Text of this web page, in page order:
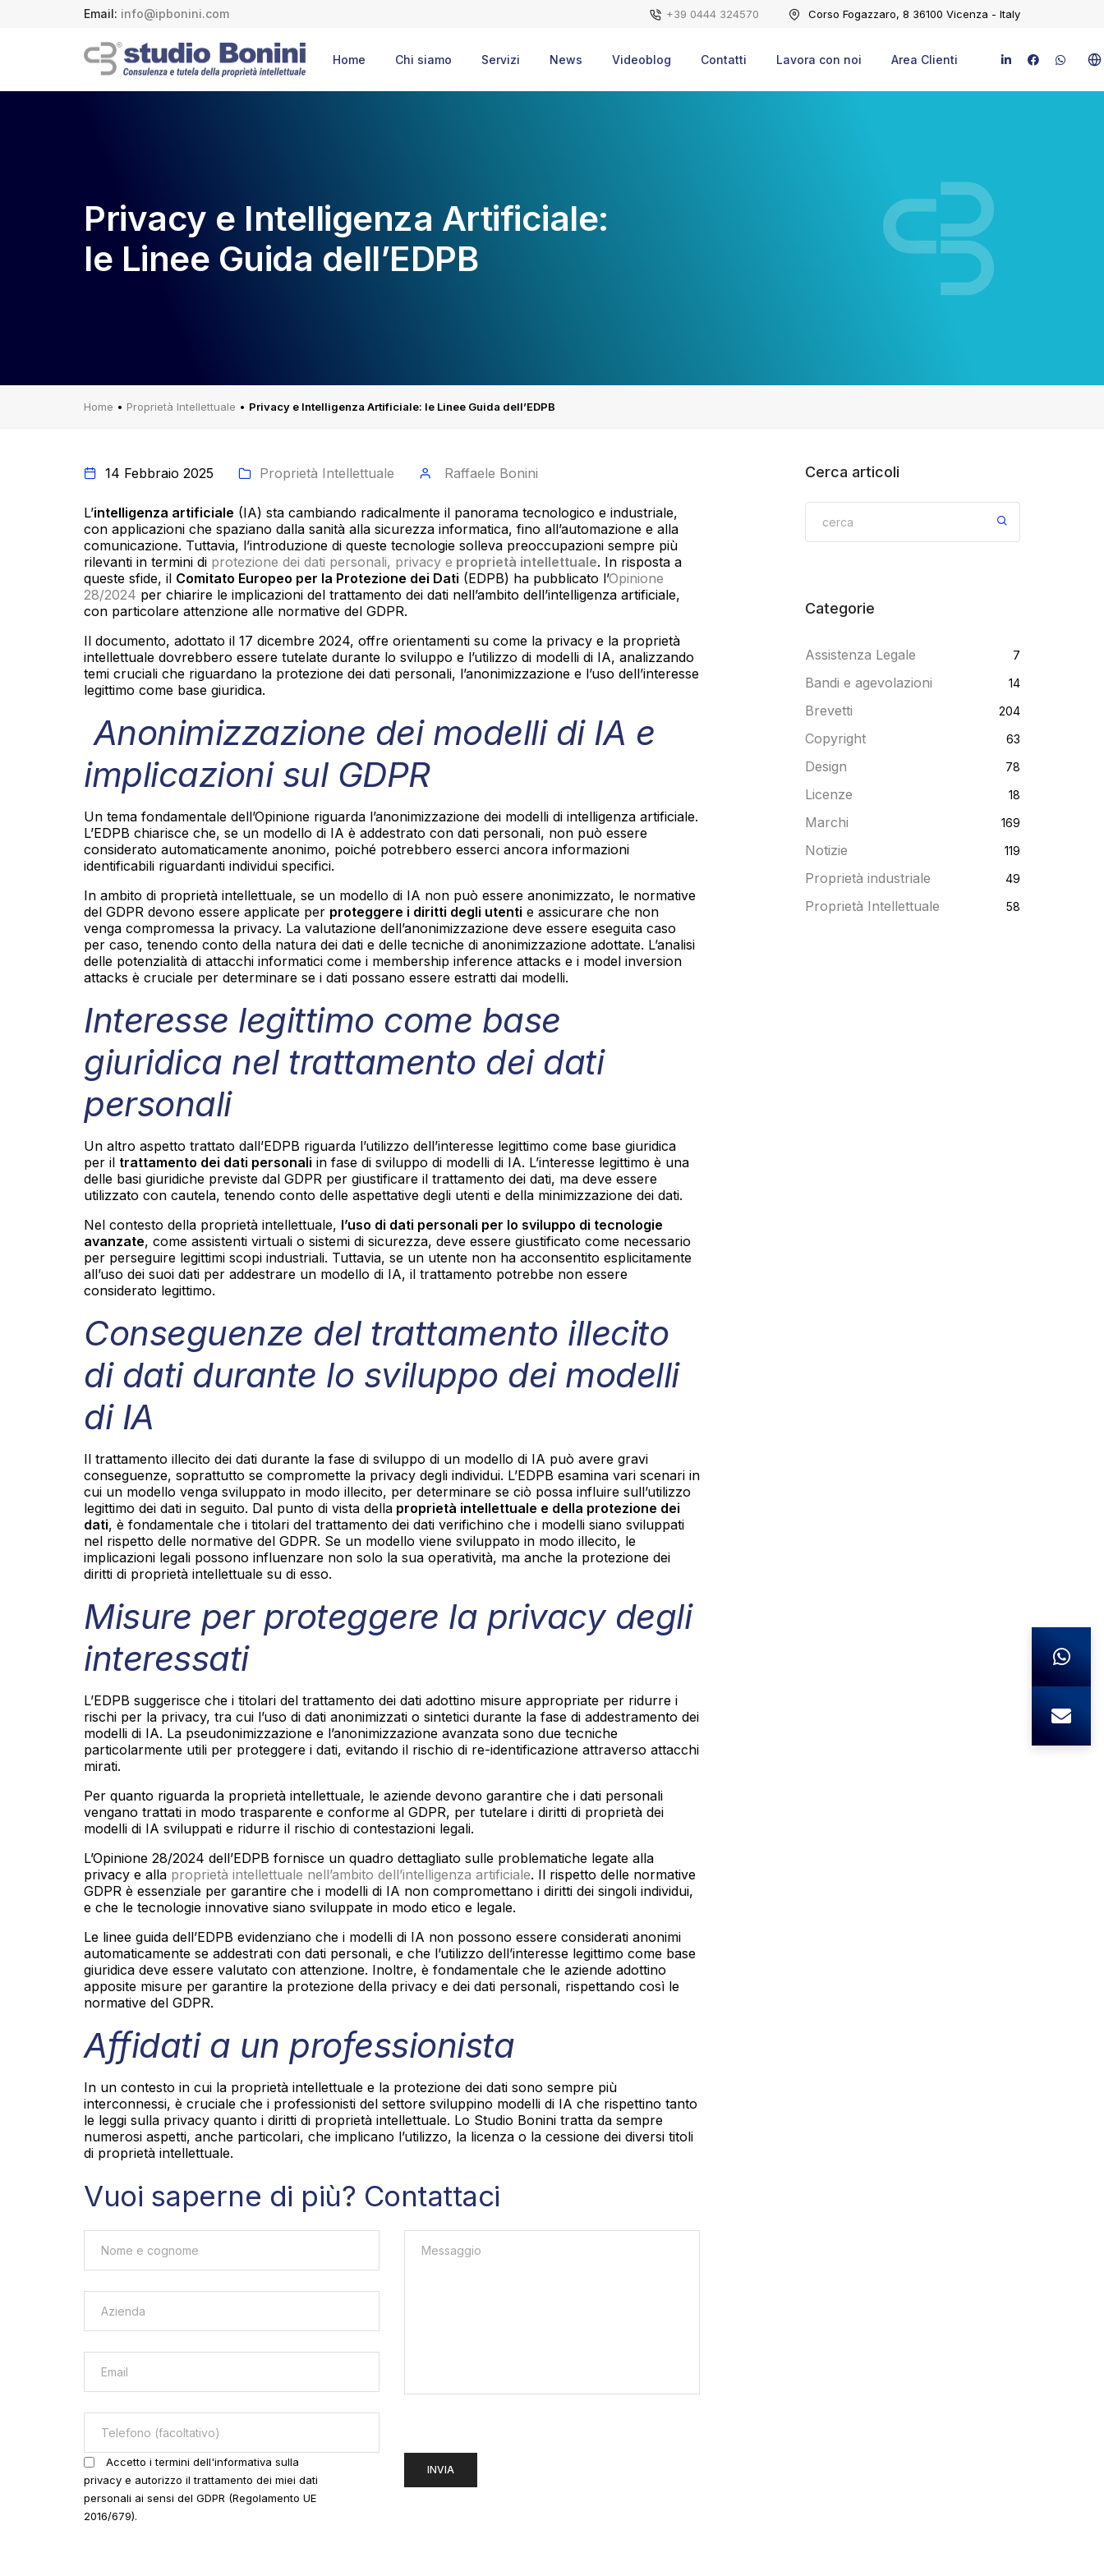
Email: info@ipbonini.com +39 0444 324570 Corso Fogazzaro, 8 36100 Vicenza - Italy
Home Chi siamo Servizi News Videoblog Contatti Lavora con noi Area Clienti
Privacy e Intelligenza Artificiale:
le Linee Guida dell’EDPB
Home • Proprietà Intellettuale • Privacy e Intelligenza Artificiale: le Linee Guida dell’EDPB
14 Febbraio 2025 Proprietà Intellettuale Raffaele Bonini
L’intelligenza artificiale (IA) sta cambiando radicalmente il panorama tecnologico e industriale,
con applicazioni che spaziano dalla sanità alla sicurezza informatica, fino all’automazione e alla
comunicazione. Tuttavia, l’introduzione di queste tecnologie solleva preoccupazioni sempre più
rilevanti in termini di protezione dei dati personali, privacy e proprietà intellettuale. In risposta a
queste sfide, il Comitato Europeo per la Protezione dei Dati (EDPB) ha pubblicato l’Opinione
28/2024 per chiarire le implicazioni del trattamento dei dati nell’ambito dell’intelligenza artificiale,
con particolare attenzione alle normative del GDPR.
Il documento, adottato il 17 dicembre 2024, offre orientamenti su come la privacy e la proprietà
intellettuale dovrebbero essere tutelate durante lo sviluppo e l’utilizzo di modelli di IA, analizzando
temi cruciali che riguardano la protezione dei dati personali, l’anonimizzazione e l’uso dell’interesse
legittimo come base giuridica.
Anonimizzazione dei modelli di IA e
implicazioni sul GDPR
Un tema fondamentale dell’Opinione riguarda l’anonimizzazione dei modelli di intelligenza artificiale.
L’EDPB chiarisce che, se un modello di IA è addestrato con dati personali, non può essere
considerato automaticamente anonimo, poiché potrebbero esserci ancora informazioni
identificabili riguardanti individui specifici.
In ambito di proprietà intellettuale, se un modello di IA non può essere anonimizzato, le normative
del GDPR devono essere applicate per proteggere i diritti degli utenti e assicurare che non
venga compromessa la privacy. La valutazione dell’anonimizzazione deve essere eseguita caso
per caso, tenendo conto della natura dei dati e delle tecniche di anonimizzazione adottate. L’analisi
delle potenzialità di attacchi informatici come i membership inference attacks e i model inversion
attacks è cruciale per determinare se i dati possano essere estratti dai modelli.
Interesse legittimo come base
giuridica nel trattamento dei dati
personali
Un altro aspetto trattato dall’EDPB riguarda l’utilizzo dell’interesse legittimo come base giuridica
per il trattamento dei dati personali in fase di sviluppo di modelli di IA. L’interesse legittimo è una
delle basi giuridiche previste dal GDPR per giustificare il trattamento dei dati, ma deve essere
utilizzato con cautela, tenendo conto delle aspettative degli utenti e della minimizzazione dei dati.
Nel contesto della proprietà intellettuale, l’uso di dati personali per lo sviluppo di tecnologie
avanzate, come assistenti virtuali o sistemi di sicurezza, deve essere giustificato come necessario
per perseguire legittimi scopi industriali. Tuttavia, se un utente non ha acconsentito esplicitamente
all’uso dei suoi dati per addestrare un modello di IA, il trattamento potrebbe non essere
considerato legittimo.
Conseguenze del trattamento illecito
di dati durante lo sviluppo dei modelli
di IA
Il trattamento illecito dei dati durante la fase di sviluppo di un modello di IA può avere gravi
conseguenze, soprattutto se compromette la privacy degli individui. L’EDPB esamina vari scenari in
cui un modello venga sviluppato in modo illecito, per determinare se ciò possa influire sull’utilizzo
legittimo dei dati in seguito. Dal punto di vista della proprietà intellettuale e della protezione dei
dati, è fondamentale che i titolari del trattamento dei dati verifichino che i modelli siano sviluppati
nel rispetto delle normative del GDPR. Se un modello viene sviluppato in modo illecito, le
implicazioni legali possono influenzare non solo la sua operatività, ma anche la protezione dei
diritti di proprietà intellettuale su di esso.
Misure per proteggere la privacy degli
interessati
L’EDPB suggerisce che i titolari del trattamento dei dati adottino misure appropriate per ridurre i
rischi per la privacy, tra cui l’uso di dati anonimizzati o sintetici durante la fase di addestramento dei
modelli di IA. La pseudonimizzazione e l’anonimizzazione avanzata sono due tecniche
particolarmente utili per proteggere i dati, evitando il rischio di re-identificazione attraverso attacchi
mirati.
Per quanto riguarda la proprietà intellettuale, le aziende devono garantire che i dati personali
vengano trattati in modo trasparente e conforme al GDPR, per tutelare i diritti di proprietà dei
modelli di IA sviluppati e ridurre il rischio di contestazioni legali.
L’Opinione 28/2024 dell’EDPB fornisce un quadro dettagliato sulle problematiche legate alla
privacy e alla proprietà intellettuale nell’ambito dell’intelligenza artificiale. Il rispetto delle normative
GDPR è essenziale per garantire che i modelli di IA non compromettano i diritti dei singoli individui,
e che le tecnologie innovative siano sviluppate in modo etico e legale.
Le linee guida dell’EDPB evidenziano che i modelli di IA non possono essere considerati anonimi
automaticamente se addestrati con dati personali, e che l’utilizzo dell’interesse legittimo come base
giuridica deve essere valutato con attenzione. Inoltre, è fondamentale che le aziende adottino
apposite misure per garantire la protezione della privacy e dei dati personali, rispettando così le
normative del GDPR.
Affidati a un professionista
In un contesto in cui la proprietà intellettuale e la protezione dei dati sono sempre più
interconnessi, è cruciale che i professionisti del settore sviluppino modelli di IA che rispettino tanto
le leggi sulla privacy quanto i diritti di proprietà intellettuale. Lo Studio Bonini tratta da sempre
numerosi aspetti, anche particolari, che implicano l’utilizzo, la licenza o la cessione dei diversi titoli
di proprietà intellettuale.
Vuoi saperne di più? Contattaci
Accetto i termini dell'informativa sulla
privacy e autorizzo il trattamento dei miei dati
personali ai sensi del GDPR (Regolamento UE
2016/679).
Cerca articoli
Categorie
Assistenza Legale 7
Bandi e agevolazioni 14
Brevetti 204
Copyright 63
Design 78
Licenze 18
Marchi 169
Notizie 119
Proprietà industriale 49
Proprietà Intellettuale 58